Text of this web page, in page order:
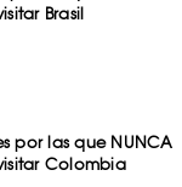
Brasil
por las que NUNCA
Colombia